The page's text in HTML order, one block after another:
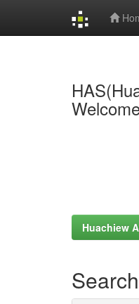
Huachiew
Search